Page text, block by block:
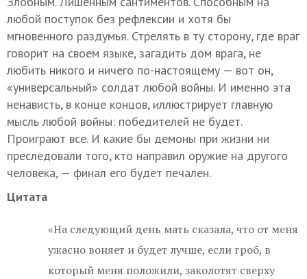
любой поступок без рефлексии и хотя бы
мгновенного раздумья. Стрелять в ту сторону, где враг
говорит на своем языке, загадить дом врага, не
любить никого и ничего по-настоящему — вот он,
«универсальный» солдат любой войны. И именно эта
ненависть, в конце концов, иллюстрирует главную
мысль любой войны: победителей не будет.
Проиграют все. И какие бы демоны при жизни ни
преследовали того, кто направил оружие на другого
человека, — финал его будет печален.
Цитата
«На следующий день мать сказала, что от меня
ужасно воняет и будет лучше, если гроб, в
который меня положили, заколотят сверху